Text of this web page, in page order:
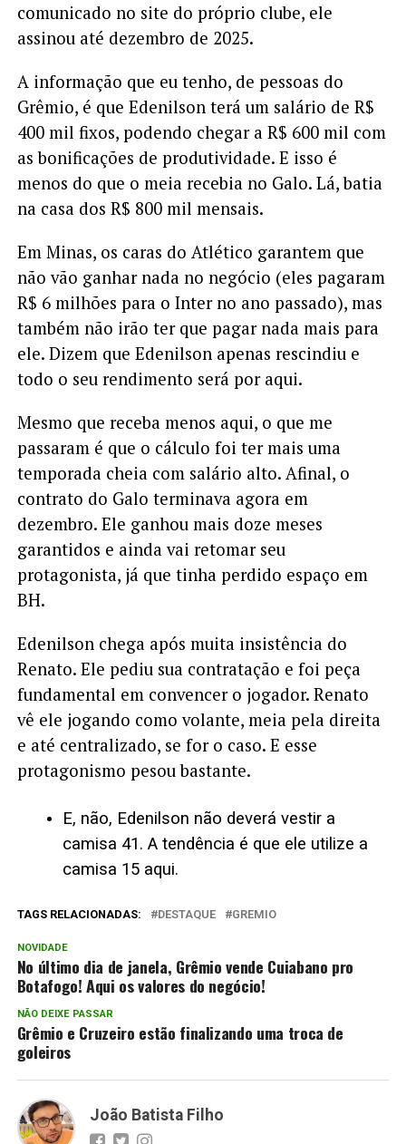
comunicado no site do próprio clube, ele
assinou até dezembro de 2025.
A informação que eu tenho, de pessoas do
Grêmio, é que Edenilson terá um salário de R$
400 mil fixos, podendo chegar a R$ 600 mil com
as bonificações de produtividade. E isso é
menos do que o meia recebia no Galo. Lá, batia
na casa dos R$ 800 mil mensais.
Em Minas, os caras do Atlético garantem que
não vão ganhar nada no negócio (eles pagaram
R$ 6 milhões para o Inter no ano passado), mas
também não irão ter que pagar nada mais para
ele. Dizem que Edenilson apenas rescindiu e
todo o seu rendimento será por aqui.
Mesmo que receba menos aqui, o que me
passaram é que o cálculo foi ter mais uma
temporada cheia com salário alto. Afinal, o
contrato do Galo terminava agora em
dezembro. Ele ganhou mais doze meses
garantidos e ainda vai retomar seu
protagonista, já que tinha perdido espaço em
BH.
Edenilson chega após muita insistência do
Renato. Ele pediu sua contratação e foi peça
fundamental em convencer o jogador. Renato
vê ele jogando como volante, meia pela direita
e até centralizado, se for o caso. E esse
protagonismo pesou bastante.
E, não, Edenilson não deverá vestir a
camisa 41. A tendência é que ele utilize a
camisa 15 aqui.
TAGS RELACIONADAS: DESTAQUE GREMIO
NOVIDADE
No último dia de janela, Grêmio vende Cuiabano pro
Botafogo! Aqui os valores do negócio!
NÃO DEIXE PASSAR
Grêmio e Cruzeiro estão finalizando uma troca de
goleiros
João Batista Filho